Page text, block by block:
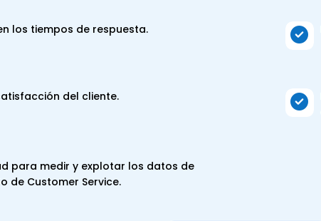
los tiempos de respuesta. 
del cliente. 
para medir y explotar los datos de
de Customer Service.